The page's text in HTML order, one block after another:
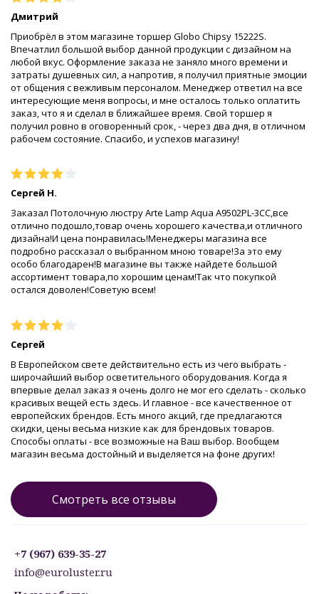
Дмитрий
Приобрёл в этом магазине торшер Globo Chipsy 15222S.
Впечатлил большой выбор данной продукции с дизайном на
любой вкус. Оформление заказа не заняло много времени и
затраты душевных сил, а напротив, я получил приятные эмоции
от общения с вежливым персоналом. Менеджер ответил на все
интересующие меня вопросы, и мне осталось только оплатить
заказ, что я и сделал в ближайшее время. Свой торшер я
получил ровно в оговоренный срок, - через два дня, в отличном
рабочем состояние. Спасибо, и успехов магазину!
Сергей Н.
Заказал Потолочную люстру Arte Lamp Aqua A9502PL-3CC,все
отлично подошло,товар очень хорошего качества,и отличного
дизайна!И цена понравилась!Менеджеры магазина все
подробно рассказал о выбранном мною товаре!За это ему
особо благодарен!В магазине вы также найдете большой
ассортимент товара,по хорошим ценам!Так что покупкой
остался доволен!Советую всем!
Сергей
В Европейском свете действительно есть из чего выбрать -
широчайший выбор осветительного оборудования. Когда я
впервые делал заказ я очень долго не мог его сделать - сколько
красивых вещей есть здесь. И главное - все качественное от
европейских брендов. Есть много акций, где предлагаются
скидки, цены весьма низкие как для брендовых товаров.
Способы оплаты - все возможные на Ваш выбор. Вообщем
магазин весьма достойный и выделяется на фоне других!
Смотреть все отзывы
+7 (967) 639-35-27
info@euroluster.ru